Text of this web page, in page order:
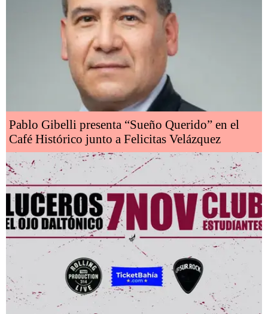
Pablo Gibelli presenta “Sueño Querido” en el
Café Histórico junto a Felicitas Velázquez